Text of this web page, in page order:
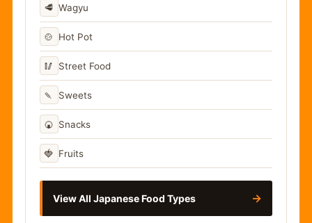
🥩 Wagyu
🍲 Hot Pot
🥢 Street Food
🍡 Sweets
🍘 Snacks
🍓 Fruits
View All Japanese Food Types →